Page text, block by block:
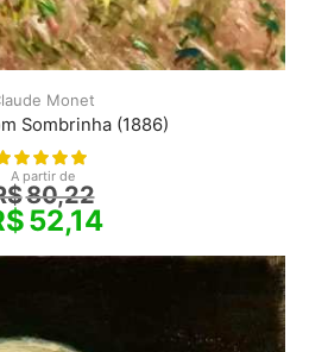
Monet
Sombrinha (1886)
A partir de
80,22
52,14